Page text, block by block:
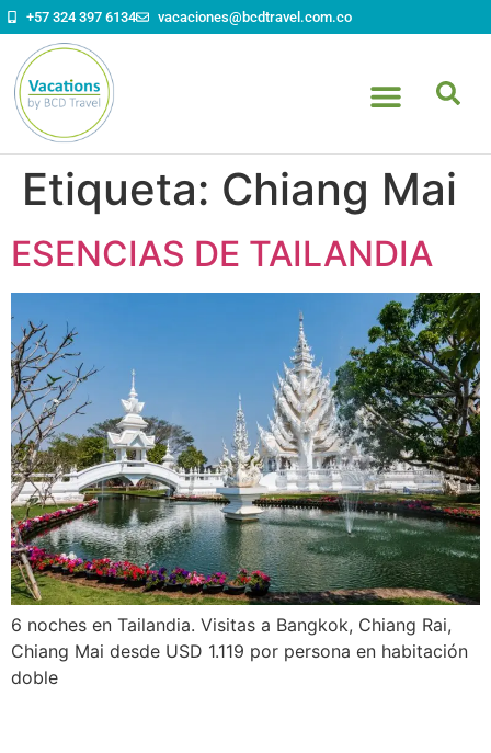
contenido
+57 324 397 6134 vacaciones@bcdtravel.com.co
Etiqueta: Chiang Mai
ESENCIAS DE TAILANDIA
6 noches en Tailandia. Visitas a Bangkok, Chiang Rai,
Chiang Mai desde USD 1.119 por persona en habitación
doble